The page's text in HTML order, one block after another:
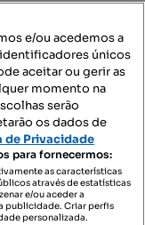
e/ou acedemos a
únicos
aceitar ou gerir as
momento na
serão
os dados de
de Privacidade
para fornecermos:
as características
através de estatísticas
e/ou aceder a
publicidade. Criar perfis
personalizada.